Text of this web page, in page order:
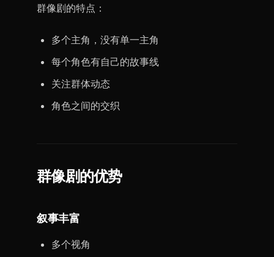
群像剧的特点：
多个主角，没有单一主角
每个角色有自己的故事线
关注群体动态
角色之间的交织
群像剧的优势
叙事丰富
多个视角